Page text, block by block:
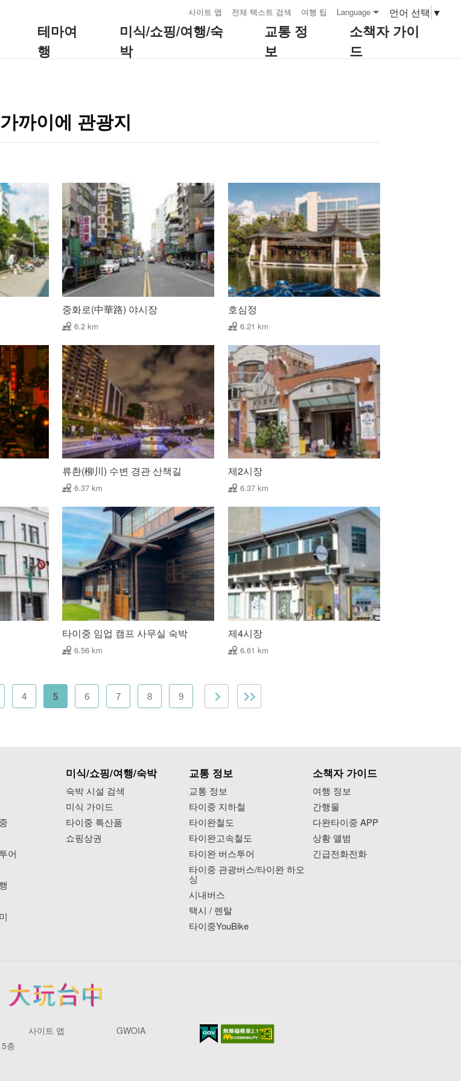
사이트 맵 전체 텍스트 검색 여행 팁 Language 언어 선택 ▼
테마여
행
미식/쇼핑/여행/숙
박
교통 정
보
소책자 가이
드
까이에 관광지
중화로(中華路) 야시장
6.2 km
호심정
6.21 km
류촨(柳川) 수변 경관 산책길
6.37 km
제2시장
6.37 km
타이중 임업 캠프 사무실 숙박
6.56 km
제4시장
6.61 km
4 5 6 7 8 9
어
미식/쇼핑/여행/숙박
숙박 시설 검색
미식 가이드
타이중 특산품
쇼핑상권
교통 정보
교통 정보
타이중 지하철
타이완철도
타이완고속철도
타이완 버스투어
타이중 관광버스/타이완 하오
싱
시내버스
택시 / 렌탈
타이중YouBike
소책자 가이드
여행 정보
간행물
다완타이중 APP
상황 앨범
긴급전화전화
층
사이트 맵 GWOIA